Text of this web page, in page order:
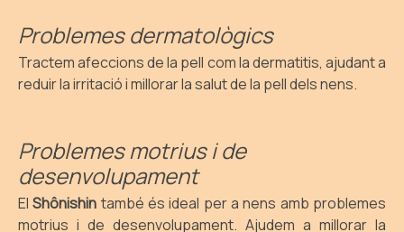
Problemes dermatològics
Tractem afeccions de la pell com la dermatitis, ajudant a
reduir la irritació i millorar la salut de la pell dels nens.
Problemes motrius i de
desenvolupament
ElShônishin també és ideal per a nens amb problemes
motrius i de desenvolupament. Ajudem a millorar la